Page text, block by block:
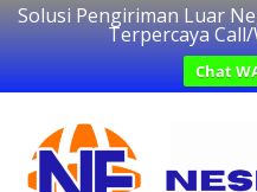
Solusi Pengiriman Luar
Terpercaya Call/
Chat
content